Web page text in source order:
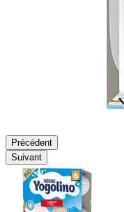
Précédent
Suivant